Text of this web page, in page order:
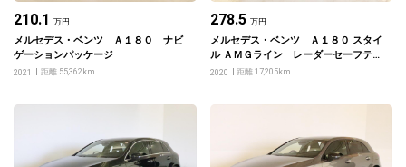
210.1 万円
メルセデス・ベンツ Ａ１８０ ナビ
ゲーションパッケージ
2021 距離 55,362km
278.5 万円
メルセデス・ベンツ Ａ１８０ スタイ
ル ＡＭＧライン レーダーセーフティ
パッケージ・ナビゲーションパッケー
2020 距離 17,205km